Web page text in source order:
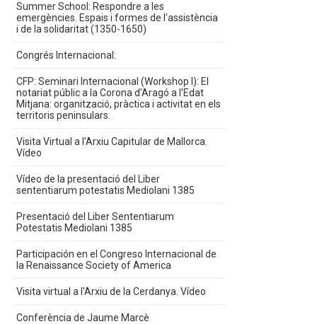
Summer School: Respondre a les
emergències. Espais i formes de l'assistència
i de la solidaritat (1350-1650)
Congrés Internacional:
CFP: Seminari Internacional (Workshop I): El
notariat públic a la Corona d’Aragó a l’Edat
Mitjana: organització, pràctica i activitat en els
territoris peninsulars.
Visita Virtual a l'Arxiu Capitular de Mallorca.
Vídeo
Vídeo de la presentació del Liber
sententiarum potestatis Mediolani 1385
Presentació del Liber Sententiarum
Potestatis Mediolani 1385
Participación en el Congreso Internacional de
la Renaissance Society of America
Visita virtual a l'Arxiu de la Cerdanya. Vídeo
Conferència de Jaume Marcè